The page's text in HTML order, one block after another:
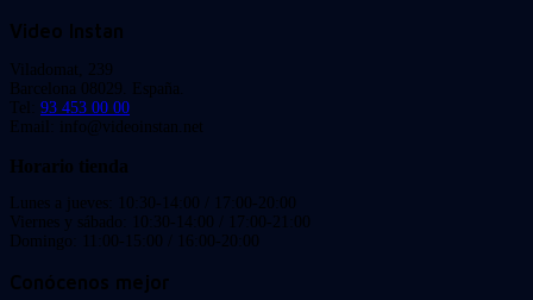
Video Instan
Viladomat, 239
Barcelona 08029. España.
Tel: 93 453 00 00
Email: info@videoinstan.net
Horario tienda
Lunes a jueves: 10:30-14:00 / 17:00-20:00
Viernes y sábado: 10:30-14:00 / 17:00-21:00
Domingo: 11:00-15:00 / 16:00-20:00
Conócenos mejor